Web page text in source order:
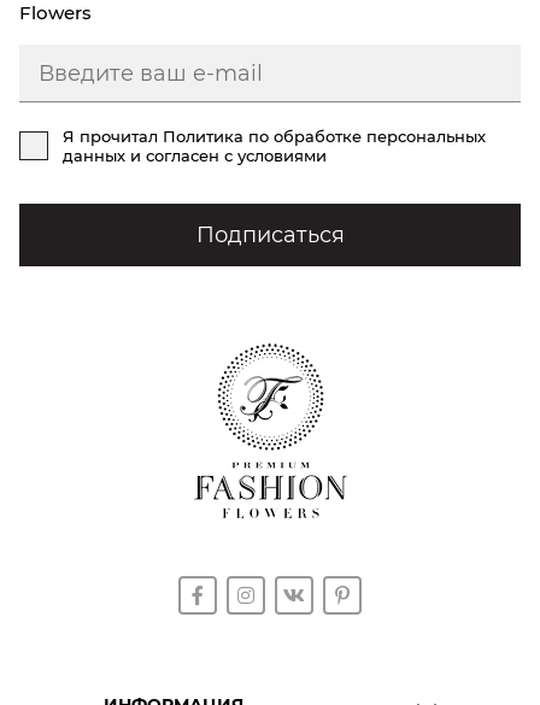
Flowers
Я прочитал Политика по обработке персональных
данных и согласен с условиями
Подписаться